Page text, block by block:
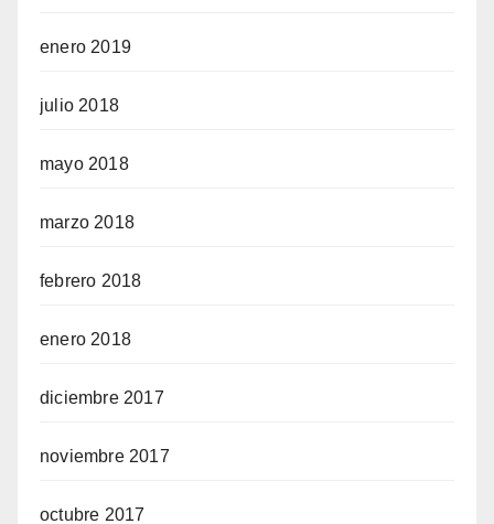
enero 2019
julio 2018
mayo 2018
marzo 2018
febrero 2018
enero 2018
diciembre 2017
noviembre 2017
octubre 2017